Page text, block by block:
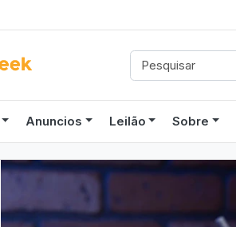
Anuncios Leilão Sobre